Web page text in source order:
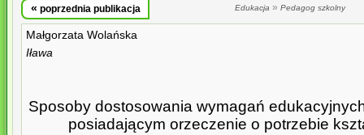
« poprzednia publikacja Edukacja » Pedagog szkolny
Małgorzata Wolańska
Iława
Sposoby dostosowania wymagań
posiadającym orzeczenie o potrzebie